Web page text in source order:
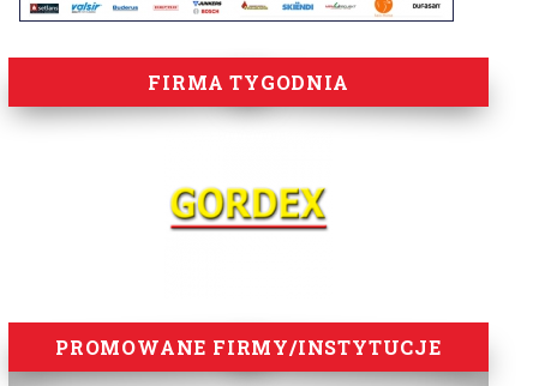
FIRMA TYGODNIA
PROMOWANE FIRMY/INSTYTUCJE